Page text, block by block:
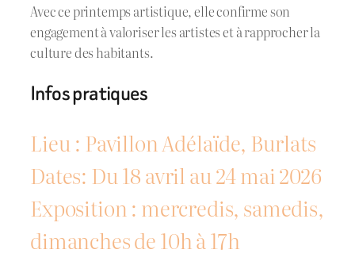
Avec ce printemps artistique, elle confirme son
engagement à valoriser les artistes et à rapprocher la
culture des habitants.
Infos pratiques
Lieu : Pavillon Adélaïde, Burlats
Dates: Du 18 avril au 24 mai 2026
Exposition : mercredis, samedis,
dimanches de 10h à 17h